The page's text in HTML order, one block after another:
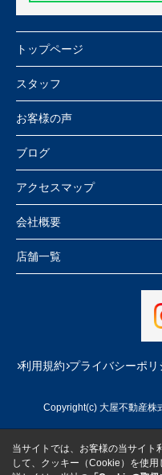
トップページ
スタッフ
お客様の声
ブログ
アクセスマップ
会社概要
店舗一覧
利用規約 プライバシーポリ
Copyright(c) 大屋不動産
当サイトでは、お客様の当サイト
して、クッキー（Cookie）を使用